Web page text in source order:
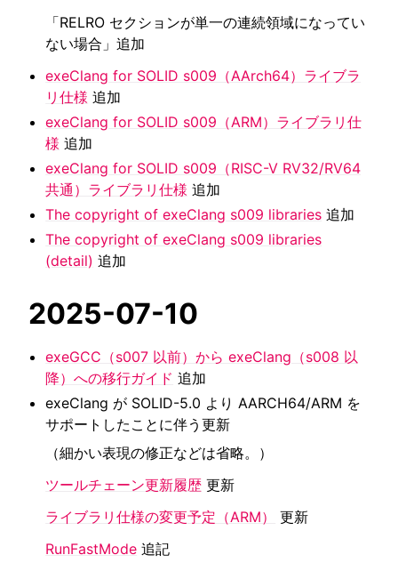
「RELRO セクションが単一の連続領域になってい
ない場合」追加
exeClang for SOLID s009（AArch64）ライブラ
リ仕様 追加
exeClang for SOLID s009（ARM）ライブラリ仕
様 追加
exeClang for SOLID s009（RISC-V RV32/RV64
共通）ライブラリ仕様 追加
The copyright of exeClang s009 libraries 追加
The copyright of exeClang s009 libraries
(detail) 追加
2025-07-10
exeGCC（s007 以前）から exeClang（s008 以
降）への移行ガイド 追加
exeClang が SOLID-5.0 より AARCH64/ARM を
サポートしたことに伴う更新
（細かい表現の修正などは省略。）
ツールチェーン更新履歴 更新
ライブラリ仕様の変更予定（ARM）
更新
RunFastMode 追記